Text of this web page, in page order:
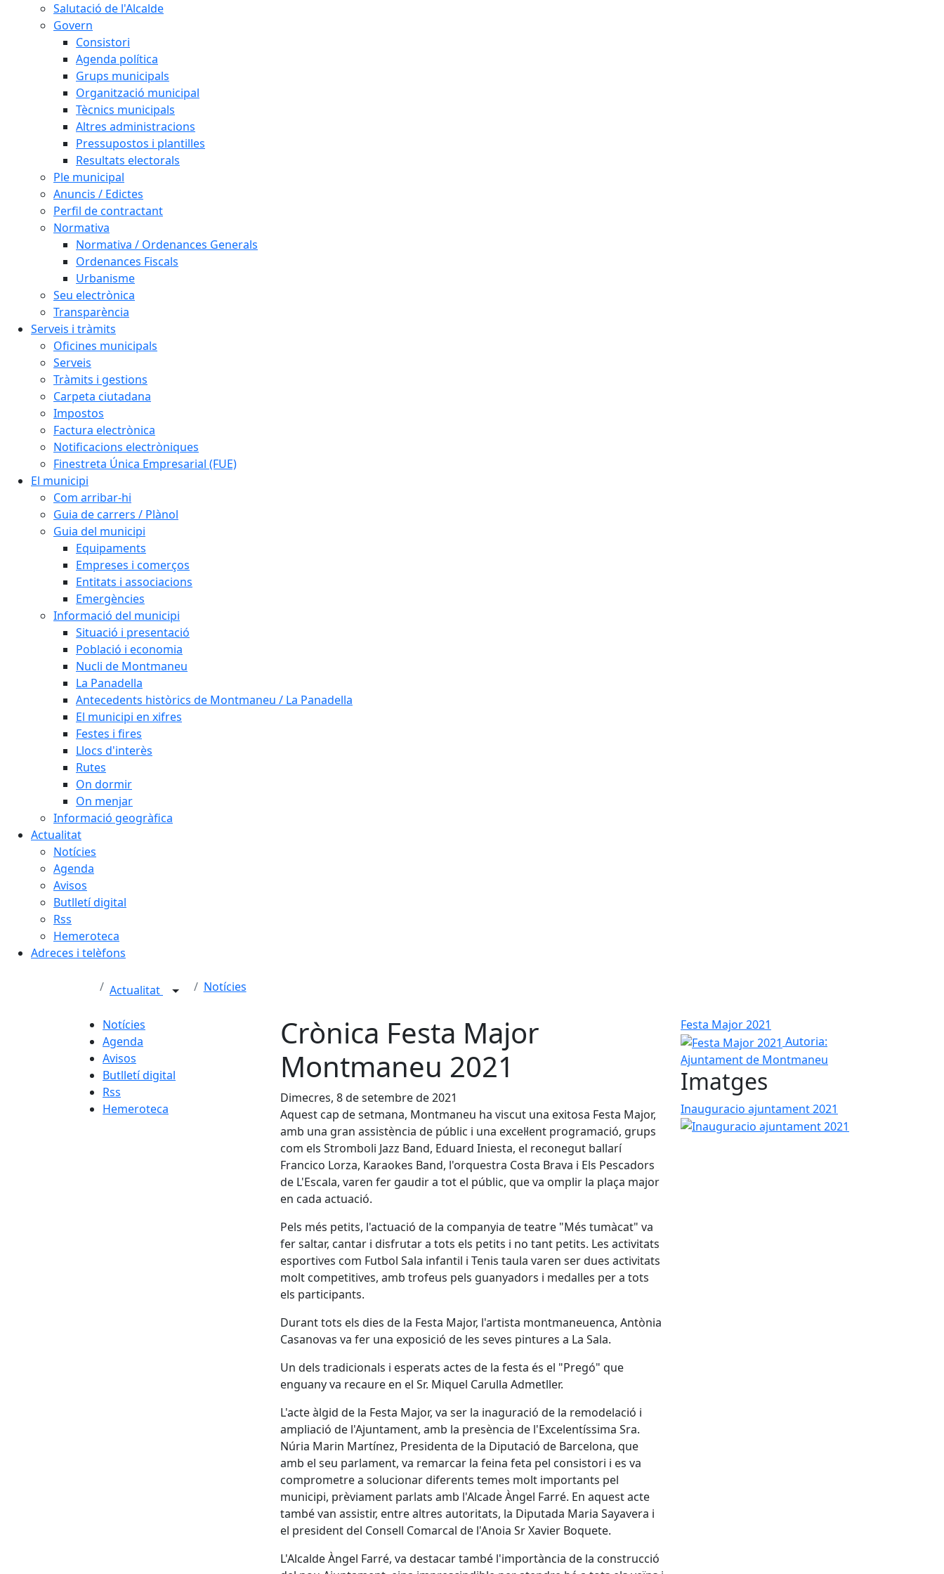
Salutació de l'Alcalde
Govern
Consistori
Agenda política
Grups municipals
Organització municipal
Tècnics municipals
Altres administracions
Pressupostos i plantilles
Resultats electorals
Ple municipal
Anuncis / Edictes
Perfil de contractant
Normativa
Normativa / Ordenances Generals
Ordenances Fiscals
Urbanisme
Seu electrònica
Transparència
Serveis i tràmits
Oficines municipals
Serveis
Tràmits i gestions
Carpeta ciutadana
Impostos
Factura electrònica
Notificacions electròniques
Finestreta Única Empresarial (FUE)
El municipi
Com arribar-hi
Guia de carrers / Plànol
Guia del municipi
Equipaments
Empreses i comerços
Entitats i associacions
Emergències
Informació del municipi
Situació i presentació
Població i economia
Nucli de Montmaneu
La Panadella
Antecedents històrics de Montmaneu / La Panadella
El municipi en xifres
Festes i fires
Llocs d'interès
Rutes
On dormir
On menjar
Informació geogràfica
Actualitat
Notícies
Agenda
Avisos
Butlletí digital
Rss
Hemeroteca
Adreces i telèfons
Actualitat Notícies
Notícies
Agenda
Avisos
Butlletí digital
Rss
Hemeroteca
Crònica Festa Major
Montmaneu 2021
Dimecres, 8 de setembre de 2021
Aquest cap de setmana, Montmaneu ha viscut una exitosa Festa Major,
amb una gran assistència de públic i una excel·lent programació, grups
com els Stromboli Jazz Band, Eduard Iniesta, el reconegut ballarí
Francico Lorza, Karaokes Band, l'orquestra Costa Brava i Els Pescadors
de L'Escala, varen fer gaudir a tot el públic, que va omplir la plaça major
en cada actuació.
Pels més petits, l'actuació de la companyia de teatre "Més tumàcat" va
fer saltar, cantar i disfrutar a tots els petits i no tant petits. Les activitats
esportives com Futbol Sala infantil i Tenis taula varen ser dues activitats
molt competitives, amb trofeus pels guanyadors i medalles per a tots
els participants.
Durant tots els dies de la Festa Major, l'artista montmaneuenca, Antònia
Casanovas va fer una exposició de les seves pintures a La Sala.
Un dels tradicionals i esperats actes de la festa és el "Pregó" que
enguany va recaure en el Sr. Miquel Carulla Admetller.
L'acte àlgid de la Festa Major, va ser la inaguració de la remodelació i
ampliació de l'Ajuntament, amb la presència de l'Excelentíssima Sra.
Núria Marin Martínez, Presidenta de la Diputació de Barcelona, que
amb el seu parlament, va remarcar la feina feta pel consistori i es va
comprometre a solucionar diferents temes molt importants pel
municipi, prèviament parlats amb l'Alcade Àngel Farré. En aquest acte
també van assistir, entre altres autoritats, la Diputada Maria Sayavera i
el president del Consell Comarcal de l'Anoia Sr Xavier Boquete.
L'Alcalde Àngel Farré, va destacar també l'importància de la construcció
Festa Major 2021
Autoria:
Ajuntament de Montmaneu
Imatges
Inauguracio ajuntament 2021